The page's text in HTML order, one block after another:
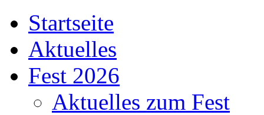
Startseite
Aktuelles
Fest 2026
Aktuelles zum Fest